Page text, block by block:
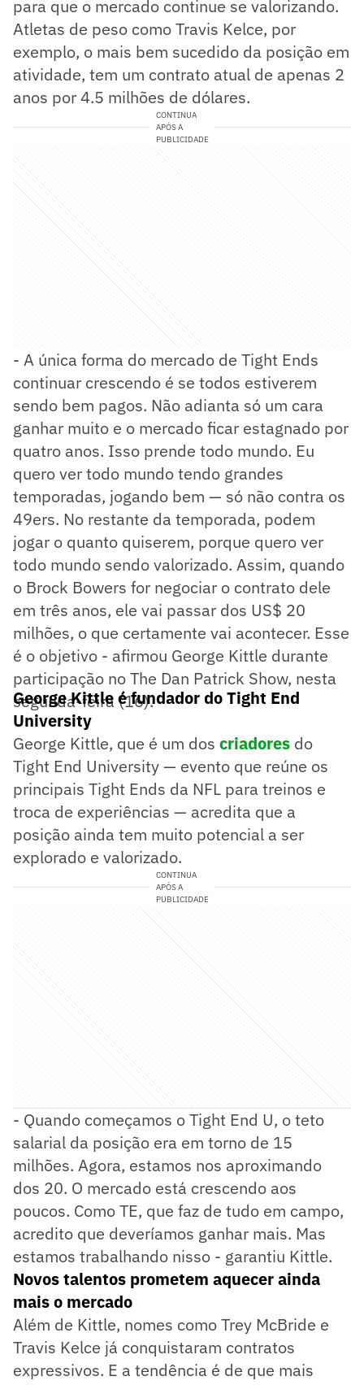
para que o mercado continue se valorizando.
Atletas de peso como Travis Kelce, por
exemplo, o mais bem sucedido da posição em
atividade, tem um contrato atual de apenas 2
anos por 4.5 milhões de dólares.
CONTINUA
APÓS A
PUBLICIDADE
- A única forma do mercado de Tight Ends
continuar crescendo é se todos estiverem
sendo bem pagos. Não adianta só um cara
ganhar muito e o mercado ficar estagnado por
quatro anos. Isso prende todo mundo. Eu
quero ver todo mundo tendo grandes
temporadas, jogando bem — só não contra os
49ers. No restante da temporada, podem
jogar o quanto quiserem, porque quero ver
todo mundo sendo valorizado. Assim, quando
o Brock Bowers for negociar o contrato dele
em três anos, ele vai passar dos US$ 20
milhões, o que certamente vai acontecer. Esse
é o objetivo - afirmou George Kittle durante
participação no The Dan Patrick Show, nesta
segunda-feira (16).
George Kittle é fundador do Tight End
University
George Kittle, que é um dos criadores do
Tight End University — evento que reúne os
principais Tight Ends da NFL para treinos e
troca de experiências — acredita que a
posição ainda tem muito potencial a ser
explorado e valorizado.
CONTINUA
APÓS A
PUBLICIDADE
- Quando começamos o Tight End U, o teto
salarial da posição era em torno de 15
milhões. Agora, estamos nos aproximando
dos 20. O mercado está crescendo aos
poucos. Como TE, que faz de tudo em campo,
acredito que deveríamos ganhar mais. Mas
estamos trabalhando nisso - garantiu Kittle.
Novos talentos prometem aquecer ainda
mais o mercado
Além de Kittle, nomes como Trey McBride e
Travis Kelce já conquistaram contratos
expressivos. E a tendência é de que mais